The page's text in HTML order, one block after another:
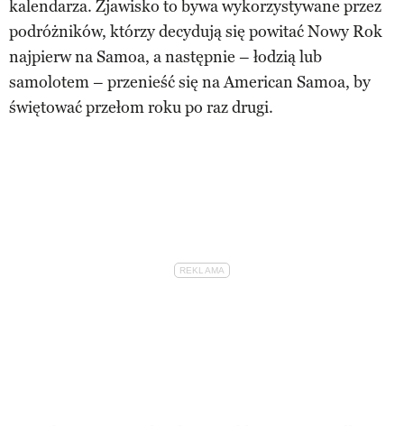
kalendarza. Zjawisko to bywa wykorzystywane przez
podróżników, którzy decydują się powitać Nowy Rok
najpierw na Samoa, a następnie – łodzią lub
samolotem – przenieść się na American Samoa, by
świętować przełom roku po raz drugi.